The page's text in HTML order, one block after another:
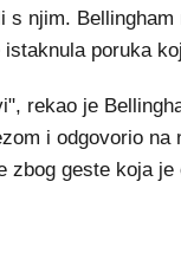
njim.
poruka
rekao je
i odgovorio na
zbog geste koja